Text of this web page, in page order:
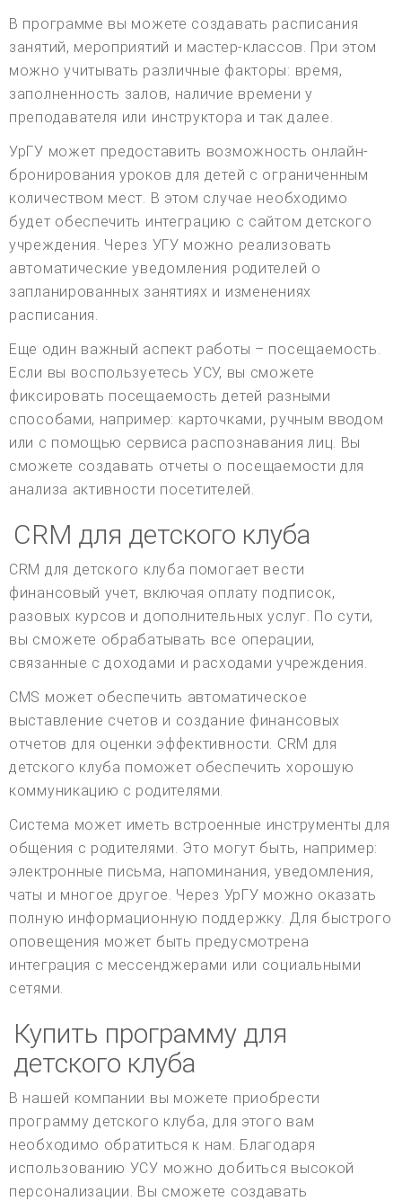
В программе вы можете создавать расписания
занятий, мероприятий и мастер-классов. При этом
можно учитывать различные факторы: время,
заполненность залов, наличие времени у
преподавателя или инструктора и так далее.
УрГУ может предоставить возможность онлайн-
бронирования уроков для детей с ограниченным
количеством мест. В этом случае необходимо
будет обеспечить интеграцию с сайтом детского
учреждения. Через УГУ можно реализовать
автоматические уведомления родителей о
запланированных занятиях и изменениях
расписания.
Еще один важный аспект работы – посещаемость.
Если вы воспользуетесь УСУ, вы сможете
фиксировать посещаемость детей разными
способами, например: карточками, ручным вводом
или с помощью сервиса распознавания лиц. Вы
сможете создавать отчеты о посещаемости для
анализа активности посетителей.
CRM для детского клуба
CRM для детского клуба помогает вести
финансовый учет, включая оплату подписок,
разовых курсов и дополнительных услуг. По сути,
вы сможете обрабатывать все операции,
связанные с доходами и расходами учреждения.
CMS может обеспечить автоматическое
выставление счетов и создание финансовых
отчетов для оценки эффективности. CRM для
детского клуба поможет обеспечить хорошую
коммуникацию с родителями.
Система может иметь встроенные инструменты для
общения с родителями. Это могут быть, например:
электронные письма, напоминания, уведомления,
чаты и многое другое. Через УрГУ можно оказать
полную информационную поддержку. Для быстрого
оповещения может быть предусмотрена
интеграция с мессенджерами или социальными
сетями.
Купить программу для
детского клуба
В нашей компании вы можете приобрести
программу детского клуба, для этого вам
необходимо обратиться к нам. Благодаря
использованию УСУ можно добиться высокой
персонализации. Вы сможете создавать